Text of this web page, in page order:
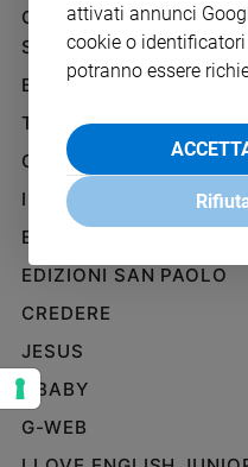
Aziende
di
Caso
della
settimana
Diversità
e
Costume
Cultura
e
spettacoli
GRUPPO EDITORIALE
SAN PAOLO
BENESSERE
TELENOVA
GAZZETTA D'ALBA
IL GIORNALINO
EDICOLA SAN PAOLO
EDIZIONI SAN PAOLO
CREDERE
JESUS
GBABY
G-WEB
attivati annunci
cookie o
potranno essere